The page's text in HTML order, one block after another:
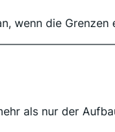
wenn die
als nur der